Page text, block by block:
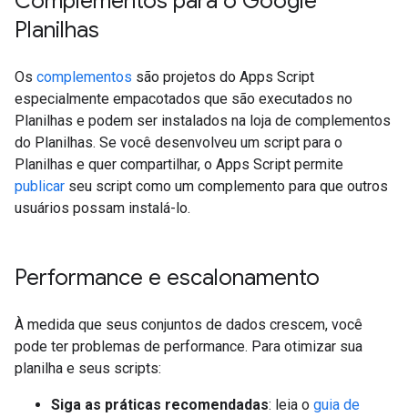
Planilhas
Os complementos são projetos do Apps Script
especialmente empacotados que são executados no
Planilhas e podem ser instalados na loja de complementos
do Planilhas. Se você desenvolveu um script para o
Planilhas e quer compartilhar, o Apps Script permite
publicar seu script como um complemento para que outros
usuários possam instalá-lo.
Performance e escalonamento
À medida que seus conjuntos de dados crescem, você
pode ter problemas de performance. Para otimizar sua
planilha e seus scripts:
Siga as práticas recomendadas: leia o guia de